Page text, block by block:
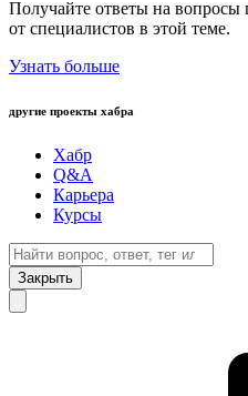
Получайте ответы на
от специалистов в этой теме.
Узнать больше
другие проекты хабра
Хабр
Q&A
Карьера
Курсы
Закрыть